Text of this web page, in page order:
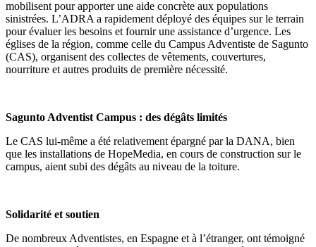
mobilisent pour apporter une aide concrète aux populations
sinistrées. L’ADRA a rapidement déployé des équipes sur le terrain
pour évaluer les besoins et fournir une assistance d’urgence. Les
églises de la région, comme celle du Campus Adventiste de Sagunto
(CAS), organisent des collectes de vêtements, couvertures,
nourriture et autres produits de première nécessité.
Sagunto Adventist Campus : des dégâts limités
Le CAS lui-même a été relativement épargné par la DANA, bien
que les installations de HopeMedia, en cours de construction sur le
campus, aient subi des dégâts au niveau de la toiture.
Solidarité et soutien
De nombreux Adventistes, en Espagne et à l’étranger, ont témoigné